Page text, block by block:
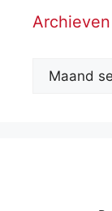
Archieven
Archieven